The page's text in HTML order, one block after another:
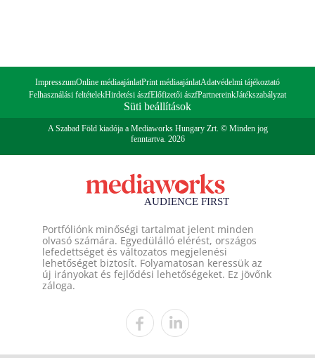
ImpresszumOnline médiaajánlatPrint médiaajánlatAdatvédelmi tájékoztató
Felhasználási feltételekHirdetési ászfElőfizetői ászfPartnereinkJátékszabályzat
Süti beállítások
A Szabad Föld kiadója a Mediaworks Hungary Zrt. © Minden jog
fenntartva. 2026
Portfóliónk minőségi tartalmat jelent minden
olvasó számára. Egyedülálló elérést, országos
lefedettséget és változatos megjelenési
lehetőséget biztosít. Folyamatosan keressük az
új irányokat és fejlődési lehetőségeket. Ez jövőnk
záloga.